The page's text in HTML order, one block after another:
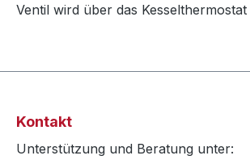
Ventil wird über das
Kontakt
Unterstützung und Beratung unter: